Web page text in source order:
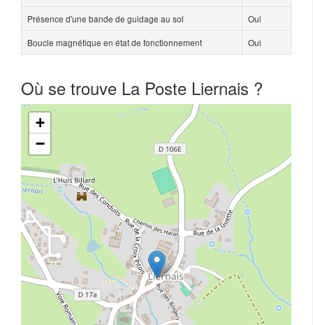
Présence d'une bande de guidage au sol
Oui
Boucle magnétique en état de fonctionnement
Oui
Où se trouve La Poste Liernais ?
+
−